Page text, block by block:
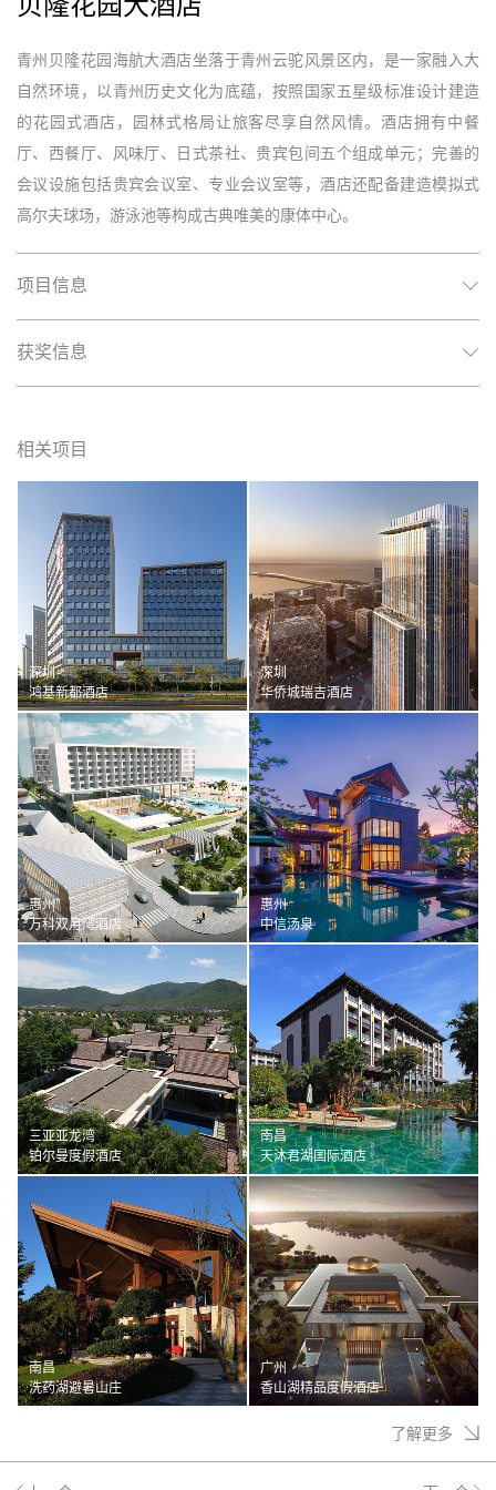
青州贝隆花园海航大酒店坐落于青州云驼风景区内，是一家融入大
自然环境，以青州历史文化为底蕴，按照国家五星级标准设计建造
的花园式酒店，园林式格局让旅客尽享自然风情。酒店拥有中餐
厅、西餐厅、风味厅、日式茶社、贵宾包间五个组成单元；完善的
会议设施包括贵宾会议室、专业会议室等，酒店还配备建造模拟式
高尔夫球场，游泳池等构成古典唯美的康体中心。
项目信息
获奖信息
相关项目
深圳
鸿基新都酒店
深圳
华侨城瑞吉酒店
惠州
万科双月湾酒店
惠州
中信汤泉
三亚亚龙湾
铂尔曼度假酒店
南昌
天沐君湖国际酒店
南昌
洗药湖避暑山庄
广州
香山湖精品度假酒店
了解更多